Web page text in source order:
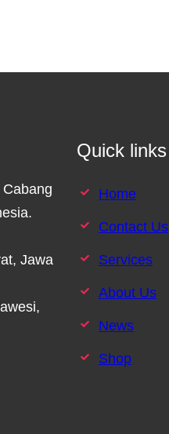
Jawa
Quick links
Home
Contact Us
Services
About Us
News
Shop